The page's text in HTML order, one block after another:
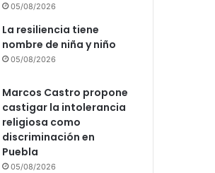
05/08/2026
La resiliencia tiene
nombre de niña y niño
05/08/2026
Marcos Castro propone
castigar la intolerancia
religiosa como
discriminación en
Puebla
05/08/2026